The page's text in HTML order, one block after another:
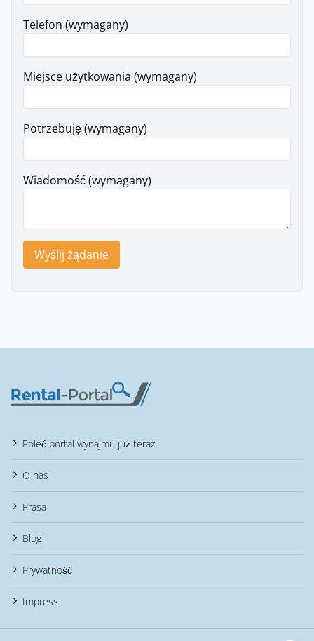
Telefon (wymagany)
Miejsce użytkowania (wymagany)
Potrzebuję (wymagany)
Wiadomość (wymagany)
Wyślij żądanie
Poleć portal wynajmu już teraz
O nas
Prasa
Blog
Prywatność
Impress